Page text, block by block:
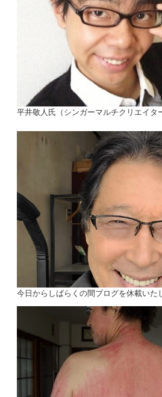
平井敬人氏（シンガーマルチクリエイタ
今日からしばらくの間ブログを休載いた